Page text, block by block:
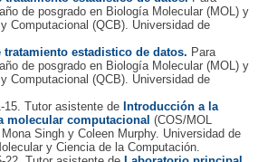
de posgrado en Biología Molecular (MOL) y
Computacional (QCB). Universidad de
tratamiento estadistico de datos. Para
de posgrado en Biología Molecular (MOL) y
Computacional (QCB). Universidad de
15. Tutor asistente de Introducción a la
molecular computacional (COS/MOL
Singh y Coleen Murphy. Universidad de
y Ciencia de la Computación.